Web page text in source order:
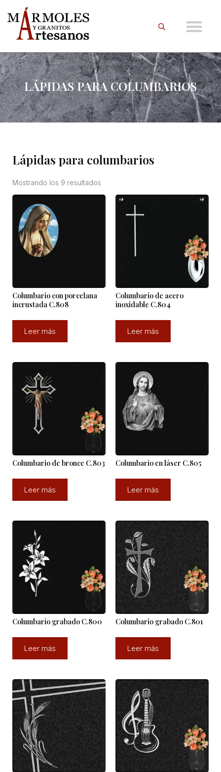
LÁPIDAS PARA COLUMBARIOS
Lápidas para columbarios
Mostrando los 9 resultados
Columbario con porcelana
incrustada C.808
Leer más
Columbario de acero
inoxidable C.804
Leer más
Columbario de bronce C.803
Leer más
Columbario en láser C.805
Leer más
Columbario grabado C.800
Leer más
Columbario grabado C.801
Leer más